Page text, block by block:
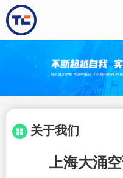
关于我们
上海大涌